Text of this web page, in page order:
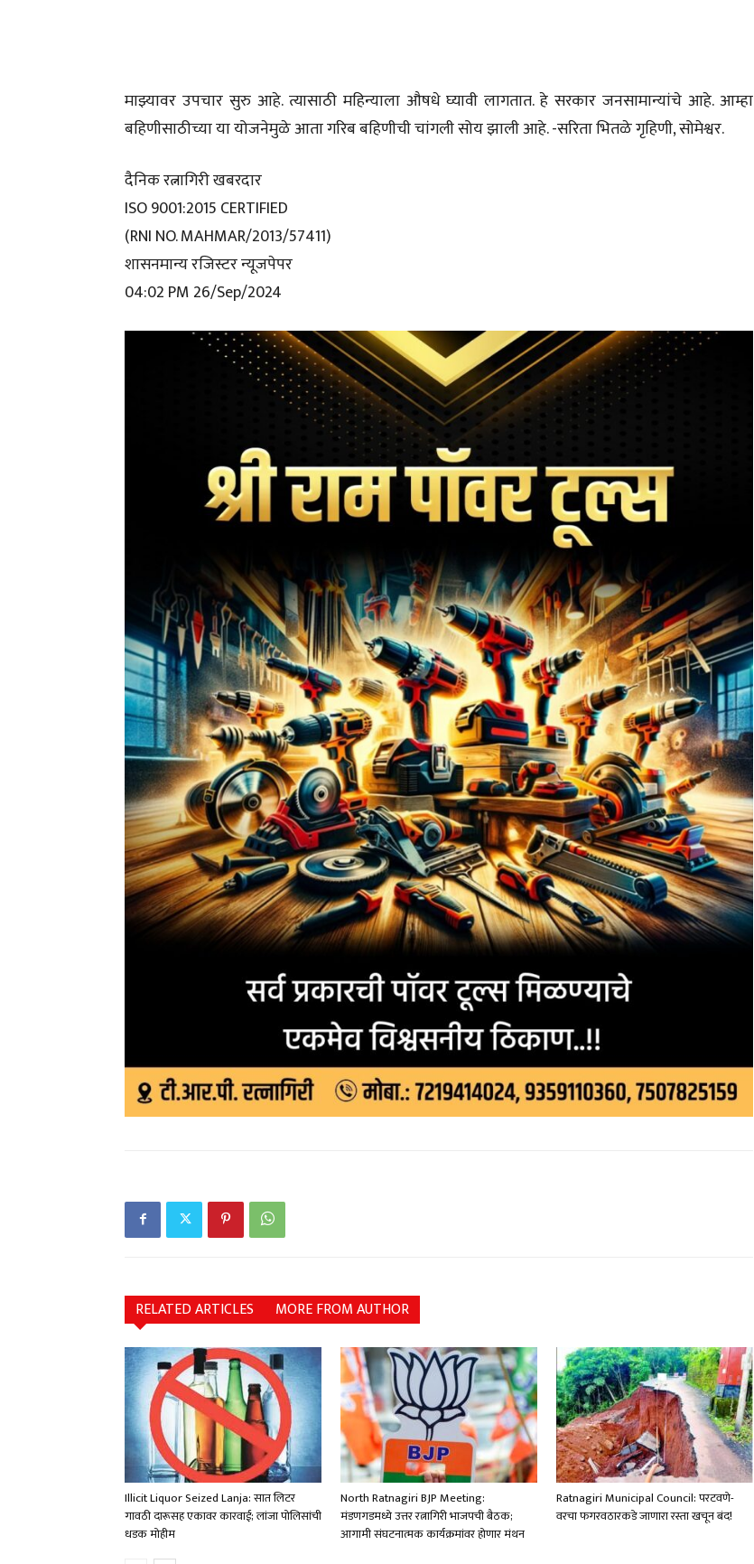
माझ्यावर उपचार सुरु आहे. त्यासाठी महिन्याला औषधे घ्यावी लागतात. हे सरकार जनसामान्यांचे आहे. आम्हा
बहिणीसाठीच्या या योजनेमुळे आता गरिब बहिणीची चांगली सोय झाली आहे. -सरिता भितळे गृहिणी, सोमेश्वर.
दैनिक रत्नागिरी खबरदार
ISO 9001:2015 CERTIFIED
(RNI NO. MAHMAR/2013/57411)
शासनमान्य रजिस्टर न्यूजपेपर
04:02 PM 26/Sep/2024
RELATED ARTICLES MORE FROM AUTHOR
Illicit Liquor Seized Lanja: सात लिटर
गावठी दारूसह एकावर कारवाई; लांजा पोलिसांची
धडक मोहीम
North Ratnagiri BJP Meeting:
मंडणगडमध्ये उत्तर रत्नागिरी भाजपची बैठक;
आगामी संघटनात्मक कार्यक्रमांवर होणार मंथन
Ratnagiri Municipal Council: परटवणे-
वरचा फगरवठारकडे जाणारा रस्ता खचून बंद!